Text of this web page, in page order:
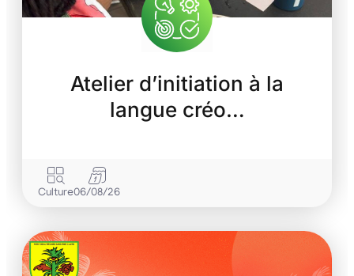
Atelier d’initiation à la
langue créo…
Culture06/08/26